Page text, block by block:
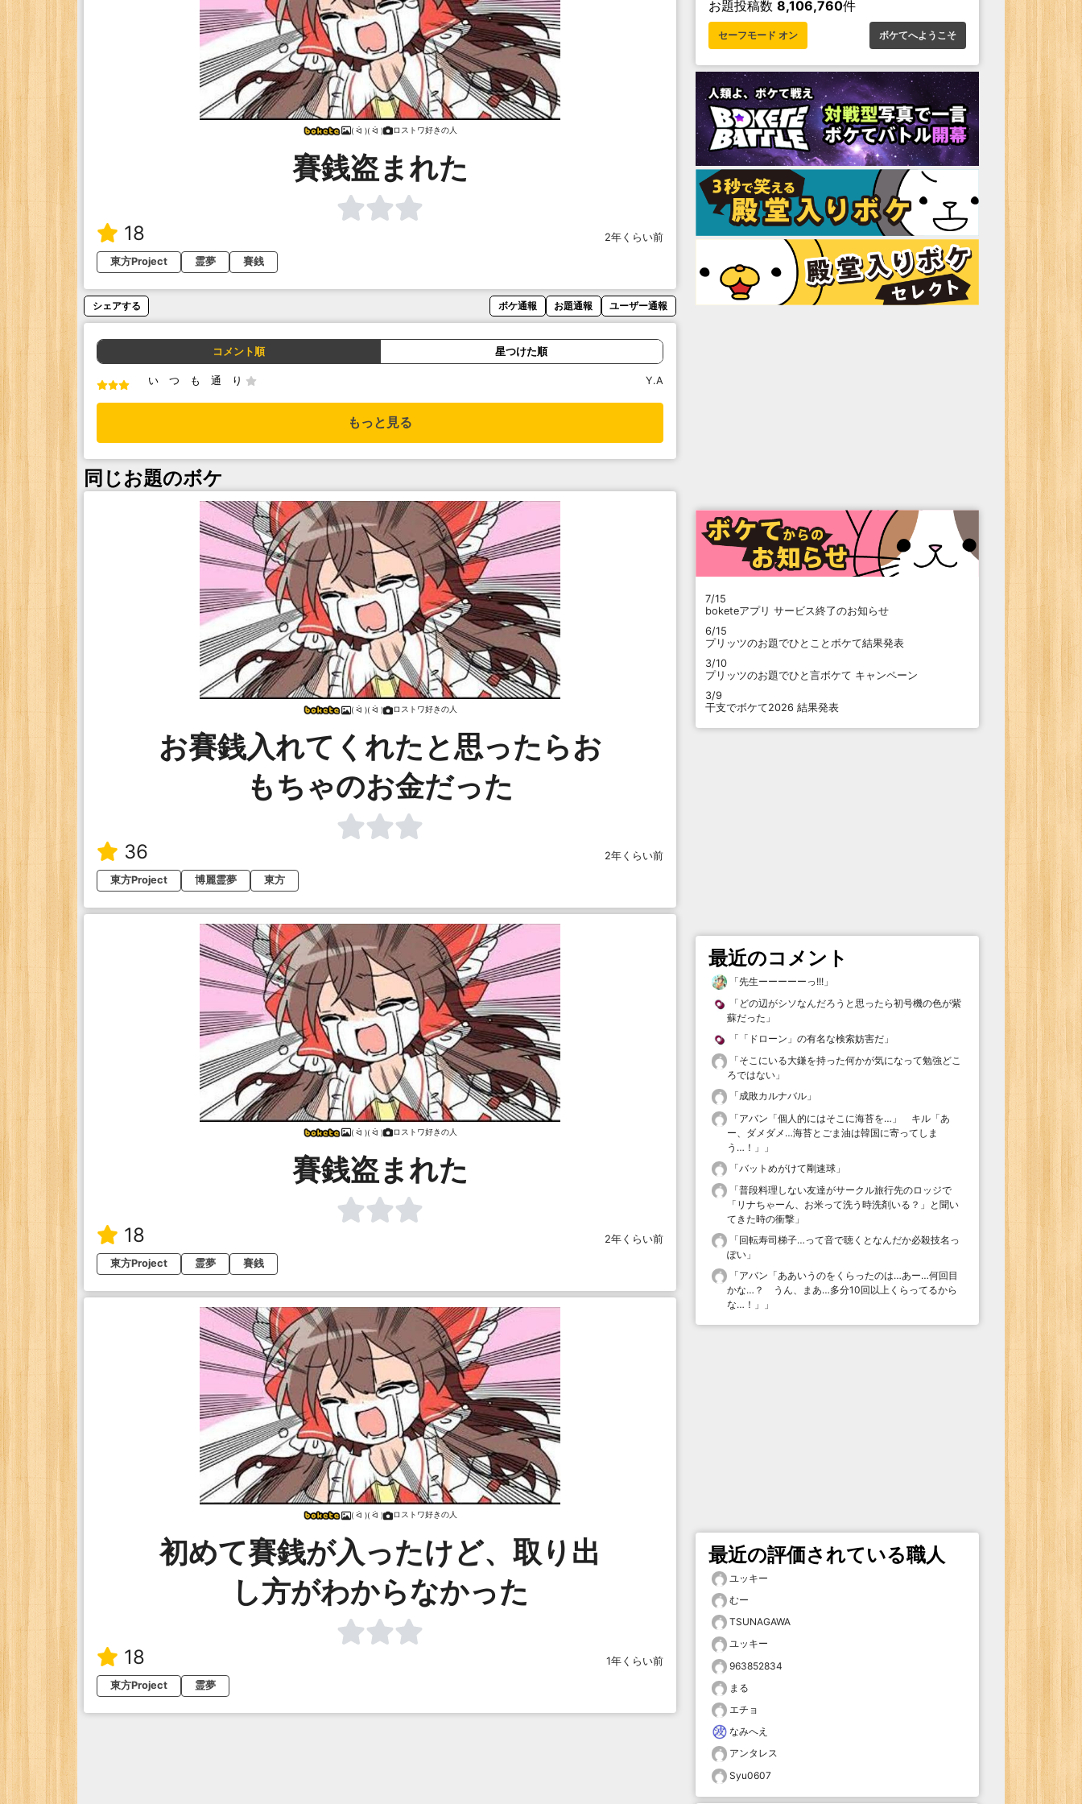
( ᐛ )( ᐛ ) ロストワ好きの人
賽銭盗まれた
18
2年くらい前
東方Project
霊夢 賽銭
シェアする ボケ通報 お題通報 ユーザー通報
コメント順 星つけた順
い つ も 通 り Y.A
もっと見る
同じお題のボケ
( ᐛ )( ᐛ ) ロストワ好きの人
お賽銭入れてくれたと思ったらお
もちゃのお金だった
36
2年くらい前
東方Project
博麗霊夢 東方
( ᐛ )( ᐛ ) ロストワ好きの人
賽銭盗まれた
18
2年くらい前
東方Project
霊夢 賽銭
( ᐛ )( ᐛ ) ロストワ好きの人
初めて賽銭が入ったけど、取り出
し方がわからなかった
18
1年くらい前
東方Project
霊夢
お題投稿数 8,106,760件
セーフモード オン ボケてへようこそ
7/15
boketeアプリ サービス終了のお知らせ
6/15
プリッツのお題でひとことボケて結果発表
3/10
プリッツのお題でひと言ボケて キャンペーン
3/9
干支でボケて2026 結果発表
最近のコメント
「先生ーーーーーっ!!! 」
「 どの辺がシソなんだろうと思ったら初号機の色が紫
蘇だった 」
「 「ドローン」の有名な検索妨害だ 」
「そこにいる大鎌を持った何かが気になって勉強どこ
ろではない 」
「成敗カルナバル 」
「アバン「個人的にはそこに海苔を…」 キル「あ
ー、ダメダメ…海苔とごま油は韓国に寄ってしま
う…！」
」
「バットめがけて剛速球 」
「普段料理しない友達がサークル旅行先のロッジで
「リナちゃーん、お米って洗う時洗剤いる？」と聞い
てきた時の衝撃 」
「回転寿司梯子…って音で聴くとなんだか必殺技名っ
ぽい 」
「アバン「ああいうのをくらったのは…あー…何回目
かな…？ うん、まあ…多分10回以上くらってるから
な…！」
」
最近の評価されている職人
ユッキー
むー
TSUNAGAWA
ユッキー
963852834
まる
エチョ
なみへえ
アンタレス
Syu0607